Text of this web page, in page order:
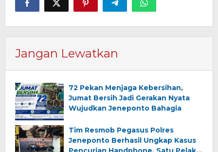
Jangan Lewatkan
72 Pekan Menjaga Kebersihan,
Jumat Bersih Jadi Gerakan Nyata
Wujudkan Jeneponto Bahagia
Tim Resmob Pegasus Polres
Jeneponto Berhasil Ungkap Kasus